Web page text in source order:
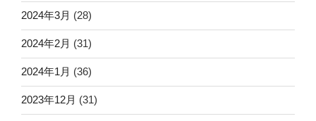
2024年3月 (28)
2024年2月 (31)
2024年1月 (36)
2023年12月 (31)